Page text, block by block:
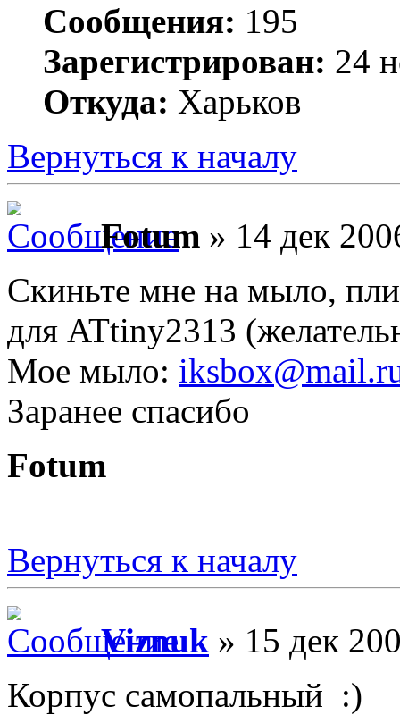
Сообщения: 195
Зарегистрирован: 24
Откуда: Харьков
Вернуться к началу
Fotum » 14 дек
Скиньте мне на мыло,
для ATtiny2313
Мое мыло:
Заранее спасибо
Fotum
Вернуться к началу
Viznuk » 15 дек
Корпус самопальный :)